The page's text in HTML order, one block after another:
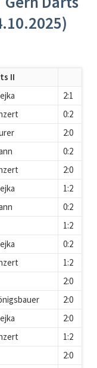
II
2:1
0:2
2:0
0:2
2:0
1:2
0:2
1:2
0:2
1:2
2:0
2:0
2:0
1:2
2:0